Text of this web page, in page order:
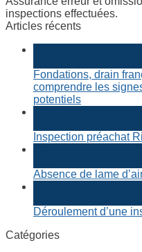
inspections effectuées.
Articles récents
Fondations, drain
comprendre les
potentiels
Inspection préachat
Absence de lame
Déroulement d’une
Catégories